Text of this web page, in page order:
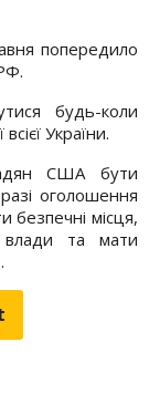
попередило
будь-коли
України.
США бути
оголошення
безпечні місця,
влади та мати